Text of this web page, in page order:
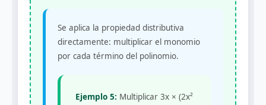
Se aplica la propiedad distributiva
directamente: multiplicar el monomio
por cada término del polinomio.
Ejemplo 5: Multiplicar 3x × (2x²